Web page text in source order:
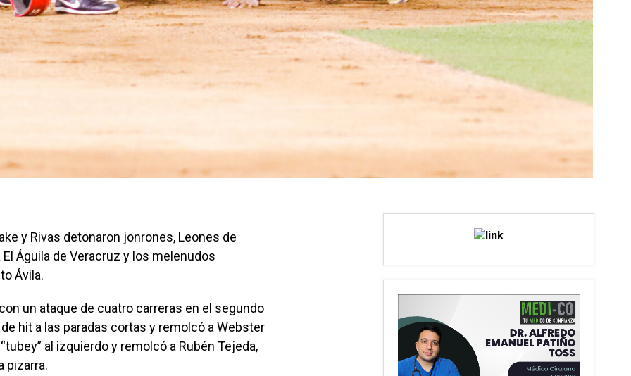
y Rivas detonaron jonrones, Leones de
Águila de Veracruz y los melenudos
Ávila.
un ataque de cuatro carreras en el segundo
hit a las paradas cortas y remolcó a Webster
al izquierdo y remolcó a Rubén Tejeda,
pizarra.